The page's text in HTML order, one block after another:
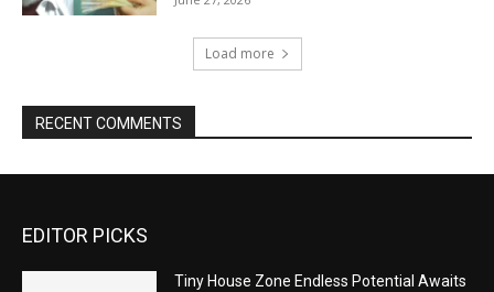
Load more
RECENT COMMENTS
EDITOR PICKS
Tiny House Zone Endless Potential Awaits